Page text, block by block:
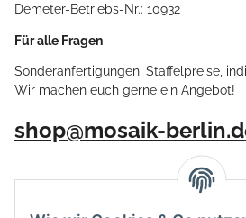
Demeter-Betriebs-Nr.: 10932
Für alle Fragen
Sonderanfertigungen, Staffelpreise,
Wir machen euch gerne ein Angebot!
shop@mosaik-